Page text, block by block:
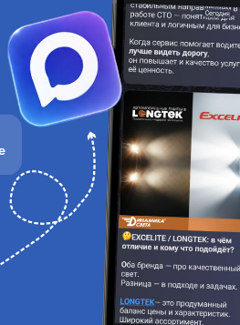
WH-2P-KIT
1 456.61 руб.
На складе:
Аналоги
В